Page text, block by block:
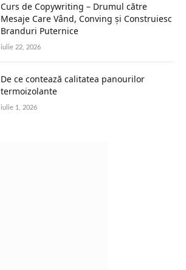
Curs de Copywriting – Drumul către
Mesaje Care Vând, Conving și Construiesc
Branduri Puternice
iulie 22, 2026
De ce contează calitatea panourilor
termoizolante
iulie 1, 2026